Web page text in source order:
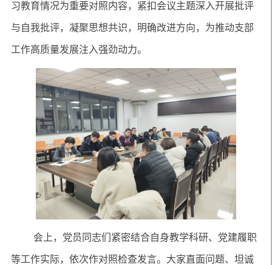
习教育情况为重要对照内容， 紧扣会议主题深入开展批评
与自我批评，凝聚思想共识，明确改进方向，为推动支部
工作高质量发展注入强劲动力。
会上，党员同志们紧密结合自身教学科研、党建履职
等工作实际，依次作对照检查发言。大家直面问题、坦诚